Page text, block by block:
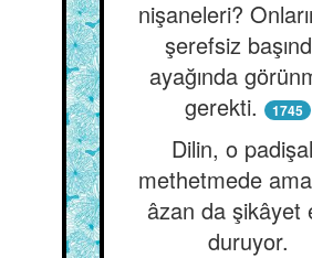
nişaneleri?
şerefsiz
ayağında
gerekti.
1745
Dilin, o
methetmede
âzan da şikâyet
duruyor.